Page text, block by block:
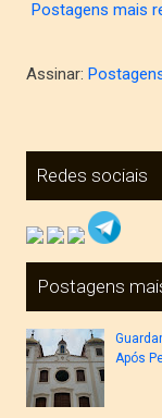
Postagens mais
Assinar:
Redes sociais
Postagens
Após